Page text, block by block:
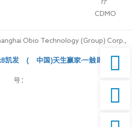
CDMO
Obio Technology (Group) Corp.,
凯发(中国)天生赢家·一触即发
号：

